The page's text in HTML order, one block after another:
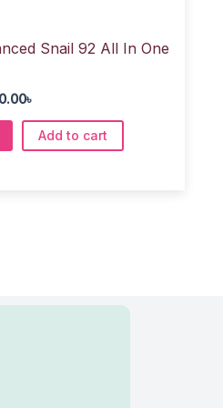
Snail 92 All In One
৳
Add to cart